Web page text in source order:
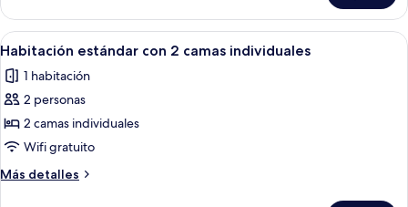
doble
superior
Abrir
todas
las
fotos
de
Habitación
estándar
con
Habitación de hotel con una cama
1
Habitación estándar con 2 camas individuales
1 habitación
2 personas
2 camas individuales
Wifi gratuito
Más detalles
Más